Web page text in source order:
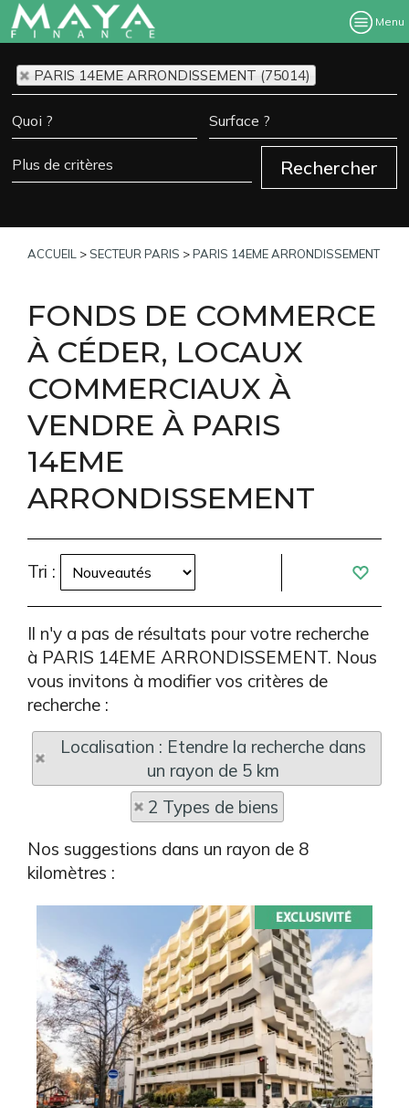
Menu
PARIS 14EME ARRONDISSEMENT (75014)
ACCUEIL > SECTEUR PARIS >PARIS 14EME ARRONDISSEMENT
FONDS DE COMMERCE
À CÉDER, LOCAUX
COMMERCIAUX À
VENDRE À PARIS
14EME
ARRONDISSEMENT
Tri :
Il n'y a pas de résultats pour votre recherche
à PARIS 14EME ARRONDISSEMENT. Nous
vous invitons à modifier vos critères de
recherche :
Localisation : Etendre la recherche dans
un rayon de 5 km
2 Types de biens
Nos suggestions dans un rayon de 8
kilomètres :